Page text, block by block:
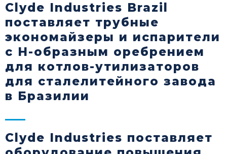
Clyde Industries Brazil
поставляет трубные
экономайзеры и испарители
с H-образным оребрением
для котлов-утилизаторов
для сталелитейного завода
в Бразилии
Clyde Industries поставляет